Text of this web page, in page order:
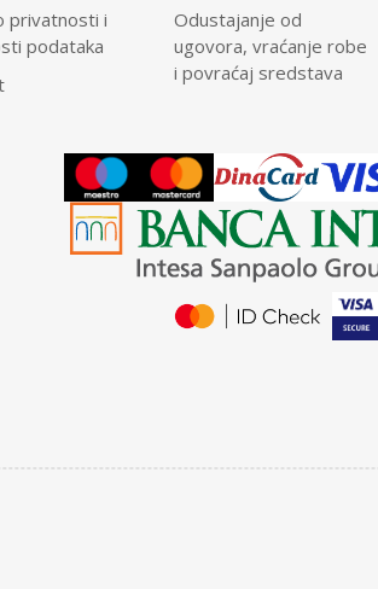
privatnosti i
podataka
Odustajanje od
ugovora, vraćanje robe
i povraćaj sredstava